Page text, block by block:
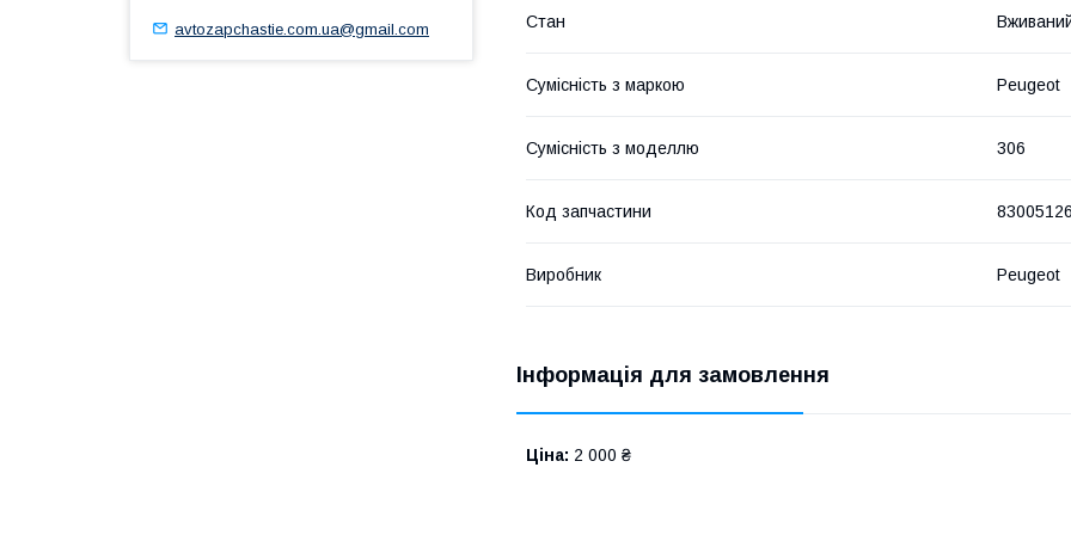
Стан
Сумісність з маркою Peugeot
Сумісність з моделлю 306
Код запчастини
Виробник Peugeot
Інформація для замовлення
Ціна: 2 000 ₴
avtozapchastie.com.ua@gmail.com